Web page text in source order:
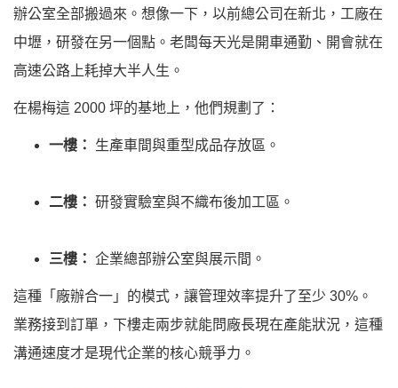
辦公室全部搬過來。想像一下，以前總公司在新北，工廠在
中壢，研發在另一個點。老闆每天光是開車通勤、開會就在
高速公路上耗掉大半人生。
在楊梅這 2000 坪的基地上，他們規劃了：
一樓： 生產車間與重型成品存放區。
二樓： 研發實驗室與不織布後加工區。
三樓： 企業總部辦公室與展示間。
這種「廠辦合一」的模式，讓管理效率提升了至少 30%。
業務接到訂單，下樓走兩步就能問廠長現在產能狀況，這種
溝通速度才是現代企業的核心競爭力。